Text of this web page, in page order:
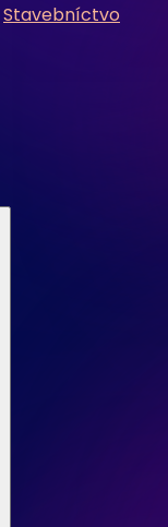
Stavebníctvo